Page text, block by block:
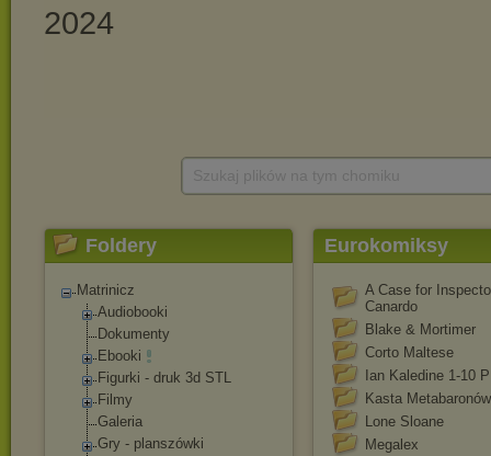
Foldery
Matrinicz
Audiobooki
Dokumenty
Ebooki
Figurki - druk 3d STL
Filmy
Galeria
Gry - planszówki
Eurokomiksy
A Case for
Canardo
Blake & Mortimer
Corto Maltese
Ian Kaledine 1-10
Kasta Metabaronów
Lone Sloane
Megalex